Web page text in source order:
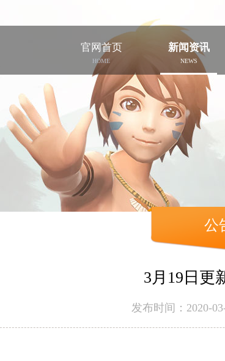
官网首页
HOME
新闻资讯
NEWS
公
3月19日更
发布时间：2020-